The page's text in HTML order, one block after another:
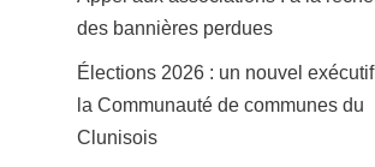
des bannières perdues
Élections 2026 : un nouvel
la Communauté de communes du
Clunisois